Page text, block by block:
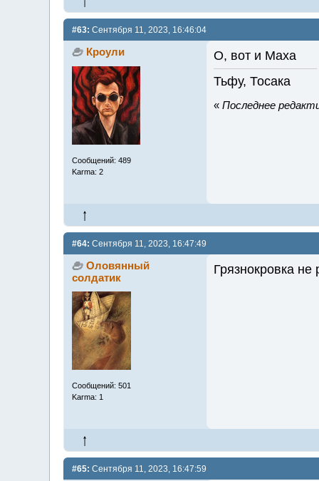
#63: Сентября 11, 2023, 16:46:04
Кроули
Сообщений: 489
Karma: 2
О, вот и Маха
Тьфу, Тосака
« Последнее
#64: Сентября 11, 2023, 16:47:49
Оловянный
солдатик
Сообщений: 501
Karma: 1
Грязнокровка не
#65: Сентября 11, 2023, 16:47:59